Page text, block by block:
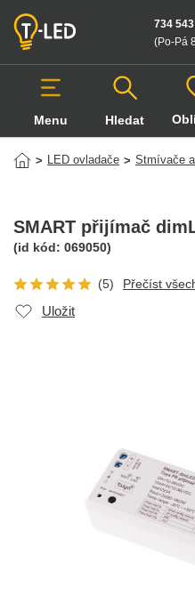
734
(Po-Pá
Menu Hledat
Hledat v produktech
> LED ovladače > Stmívače
SMART přijímač
(id kód: 069050)
(5) Přečíst
Uložit